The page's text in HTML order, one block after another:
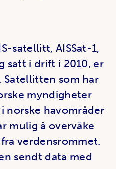
satellitt, AISSat-1,
satt i drift i 2010, er
Satellitten som har
myndigheter
norske havområder
mulig å overvåke
verdensrommet.
sendt data med